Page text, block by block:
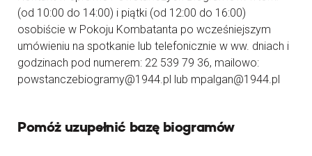
(od 10:00 do 14:00) i piątki (od 12:00 do 16:00)
osobiście w Pokoju Kombatanta po wcześniejszym
umówieniu na spotkanie lub telefonicznie w ww. dniach i
godzinach pod numerem: 22 539 79 36, mailowo:
powstanczebiogramy@1944.pl lub mpalgan@1944.pl
Pomóż uzupełnić bazę biogramów